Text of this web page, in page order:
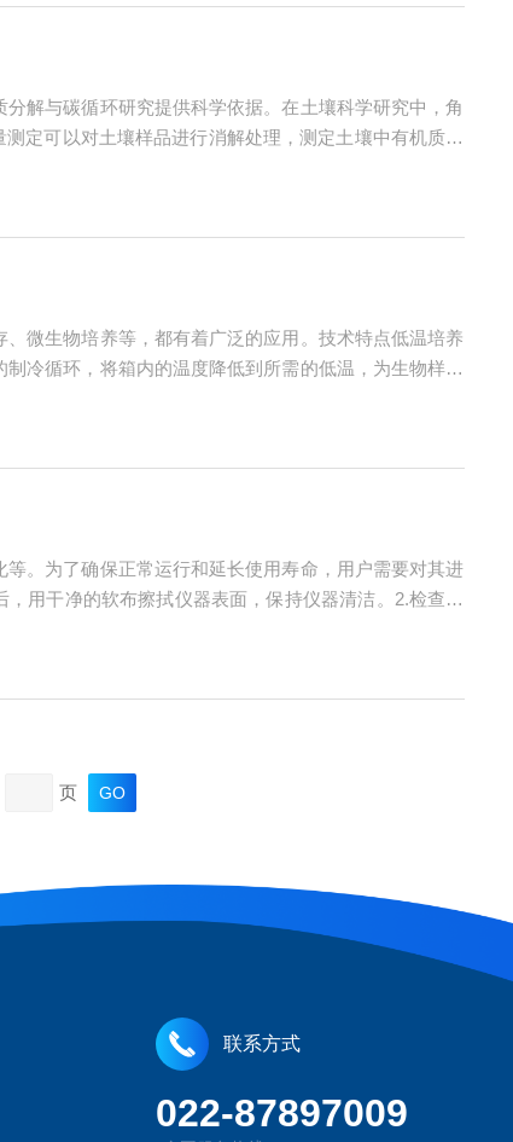
解与碳循环研究提供科学依据。在土壤科学研究中，角
定可以对土壤样品进行消解处理，测定土壤中有机质的
微生物培养等，都有着广泛的应用。技术特点低温培养
冷循环，将箱内的温度降低到所需的低温，为生物样本
。为了确保正常运行和延长使用寿命，用户需要对其进
用干净的软布擦拭仪器表面，保持仪器清洁。2.检查电
页
联系方式
022-87897009